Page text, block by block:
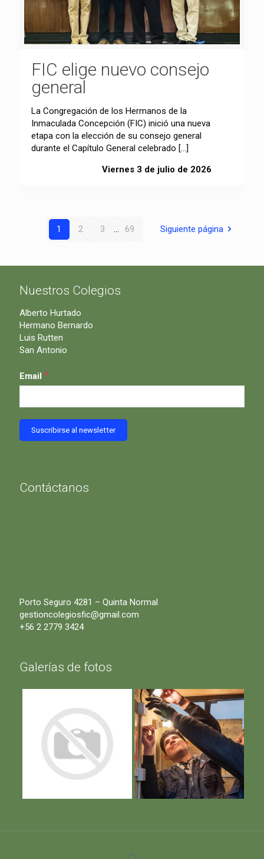
FIC elige nuevo consejo
general
La Congregación de los Hermanos de la
Inmaculada Concepción (FIC) inició una nueva
etapa con la elección de su consejo general
durante el Capítulo General celebrado […]
Viernes 3 de julio de 2026
1 2 3 ... 69 Siguiente página
Nuestros Colegios
Alberto Hurtado
Hermano Bernardo
Luis Rutten
San Antonio
Email *
Contáctanos
Porto Seguro 4281 – Quinta Normal
gestioncolegiosfic@gmail.com
+56 2 2779 3424
Galerías de fotos